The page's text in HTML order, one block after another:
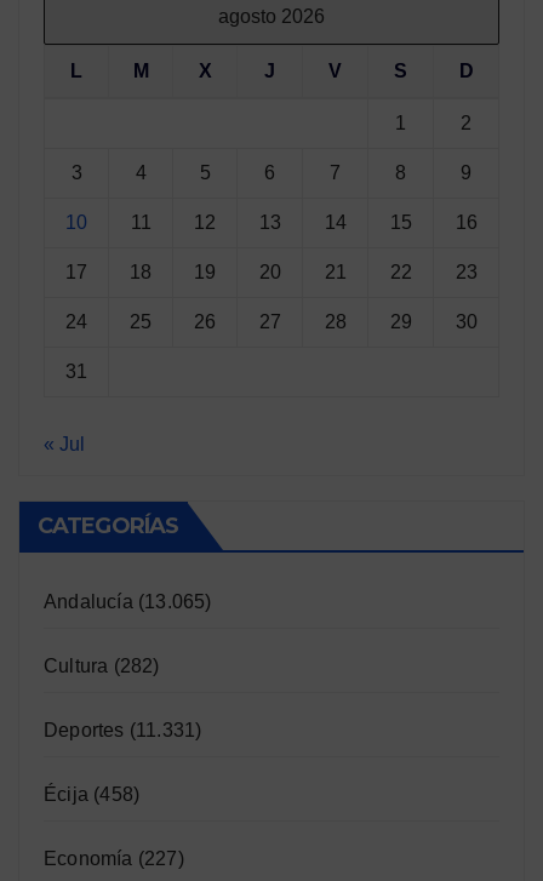
agosto 2026
L M X J V S D
1 2
3 4 5 6 7 8 9
10 11 12 13 14 15 16
17 18 19 20 21 22 23
24 25 26 27 28 29 30
31
« Jul
CATEGORÍAS
Andalucía (13.065)
Cultura (282)
Deportes (11.331)
Écija (458)
Economía (227)